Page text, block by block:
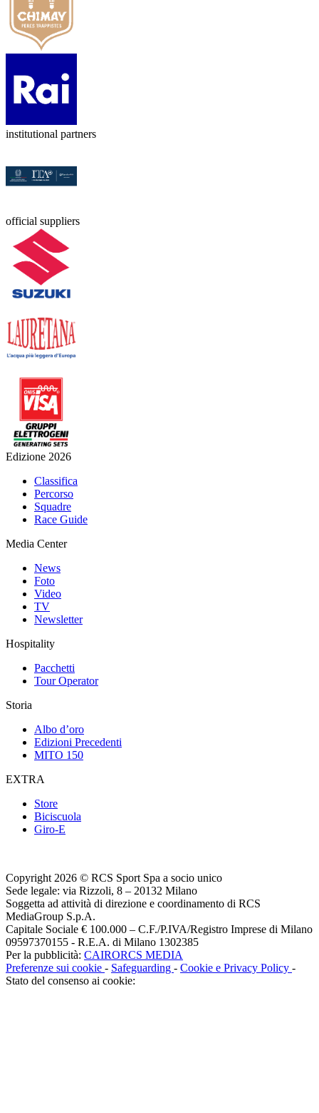
institutional partners
official suppliers
Edizione 2026
Classifica
Percorso
Squadre
Race Guide
Media Center
News
Foto
Video
TV
Newsletter
Hospitality
Pacchetti
Tour Operator
Storia
Albo d’oro
Edizioni Precedenti
MITO 150
EXTRA
Store
Biciscuola
Giro-E
Copyright 2026 © RCS Sport Spa a socio unico
Sede legale: via Rizzoli, 8 – 20132 Milano
Soggetta ad attività di direzione e coordinamento di RCS
MediaGroup S.p.A.
Capitale Sociale € 100.000 – C.F./P.IVA/Registro Imprese di Milano
09597370155 - R.E.A. di Milano 1302385
Per la pubblicità: CAIRORCS MEDIA
Preferenze sui cookie - Safeguarding - Cookie e Privacy Policy -
Stato del consenso ai cookie: